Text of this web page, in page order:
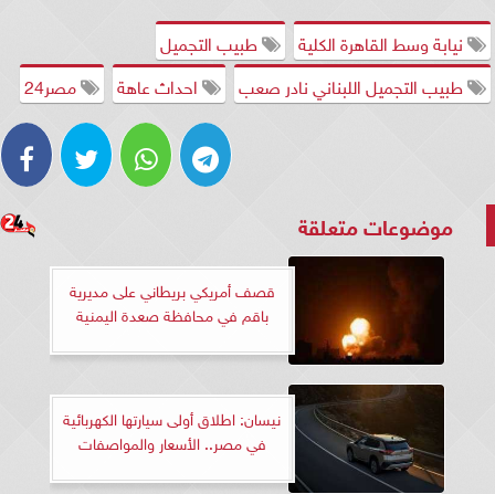
نيابة وسط القاهرة الكلية
طبيب التجميل
طبيب التجميل اللبناني نادر صعب
احداث عاهة مصر24
موضوعات متعلقة
قصف أمريكي بريطاني على مديرية
باقم في محافظة صعدة اليمنية
نيسان: اطلاق أولى سيارتها الكهربائية
في مصر.. الأسعار والمواصفات